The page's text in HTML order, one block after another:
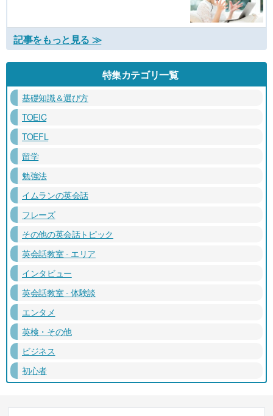
記事をもっと見る ≫
特集カテゴリ一覧
基礎知識＆選び方
TOEIC
TOEFL
留学
勉強法
イムランの英会話
フレーズ
その他の英会話トピック
英会話教室 - エリア
インタビュー
英会話教室 - 体験談
エンタメ
英検・その他
ビジネス
初心者